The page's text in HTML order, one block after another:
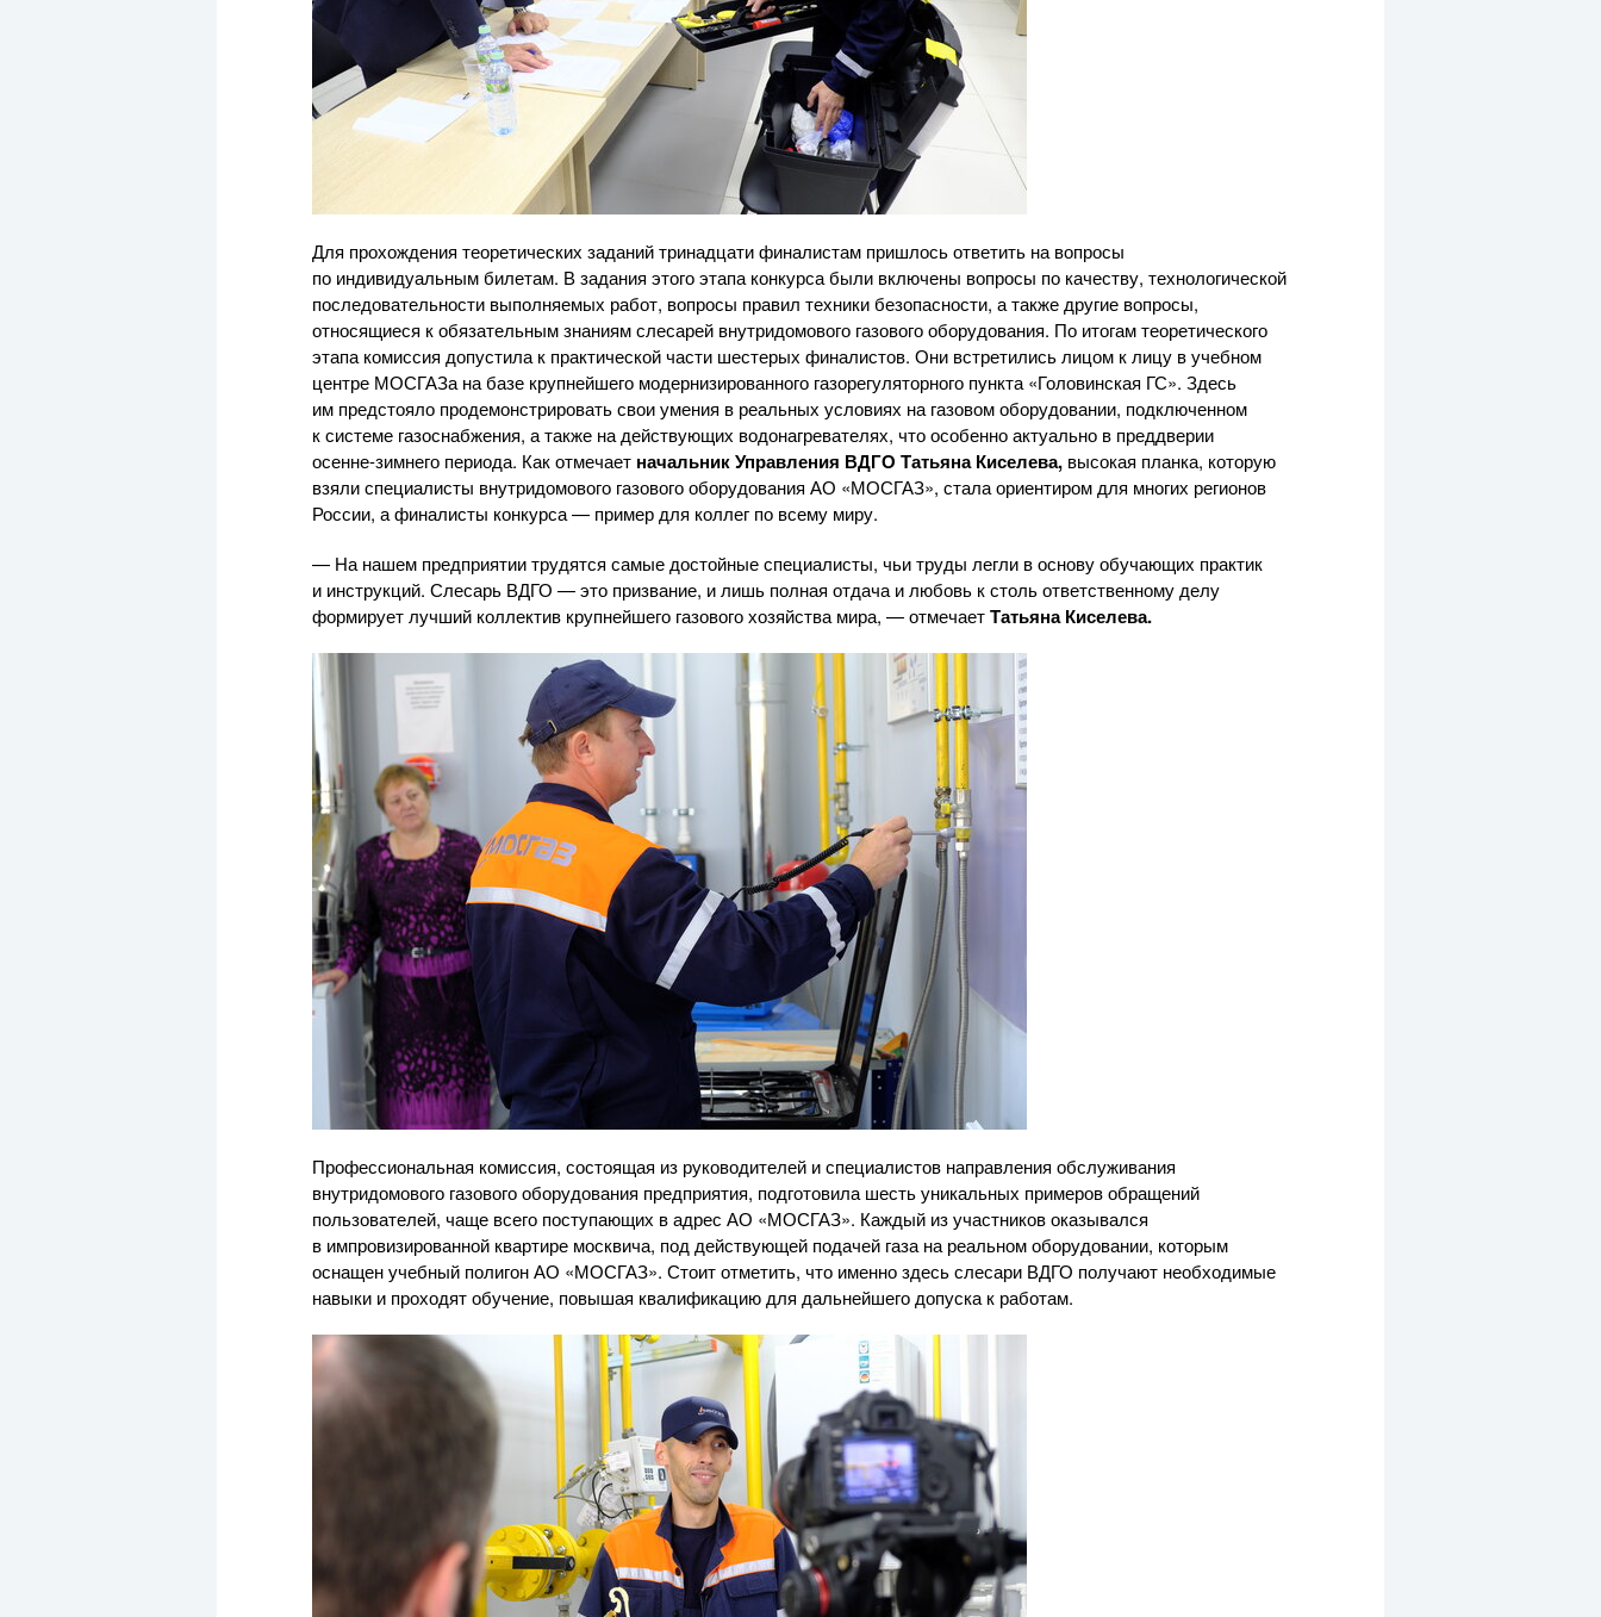
Для прохождения теоретических заданий тринадцати финалистам пришлось ответить на вопросы
по индивидуальным билетам. В задания этого этапа конкурса были включены вопросы по качеству, технологической
последовательности выполняемых работ, вопросы правил техники безопасности, а также другие вопросы,
относящиеся к обязательным знаниям слесарей внутридомового газового оборудования. По итогам теоретического
этапа комиссия допустила к практической части шестерых финалистов. Они встретились лицом к лицу в учебном
центре МОСГАЗа на базе крупнейшего модернизированного газорегуляторного пункта «Головинская ГС». Здесь
им предстояло продемонстрировать свои умения в реальных условиях на газовом оборудовании, подключенном
к системе газоснабжения, а также на действующих водонагревателях, что особенно актуально в преддверии
осенне-зимнего периода. Как отмечает начальник Управления ВДГО Татьяна Киселева, высокая планка, которую
взяли специалисты внутридомового газового оборудования АО «МОСГАЗ», стала ориентиром для многих регионов
России, а финалисты конкурса — пример для коллег по всему миру.
— На нашем предприятии трудятся самые достойные специалисты, чьи труды легли в основу обучающих практик
и инструкций. Слесарь ВДГО — это призвание, и лишь полная отдача и любовь к столь ответственному делу
формирует лучший коллектив крупнейшего газового хозяйства мира, — отмечаетТатьяна Киселева.
Профессиональная комиссия, состоящая из руководителей и специалистов направления обслуживания
внутридомового газового оборудования предприятия, подготовила шесть уникальных примеров обращений
пользователей, чаще всего поступающих в адрес АО «МОСГАЗ». Каждый из участников оказывался
в импровизированной квартире москвича, под действующей подачей газа на реальном оборудовании, которым
оснащен учебный полигонАО «МОСГАЗ». Стоит отметить, что именно здесь слесари ВДГО получают необходимые
навыки и проходят обучение, повышая квалификацию для дальнейшего допуска к работам.